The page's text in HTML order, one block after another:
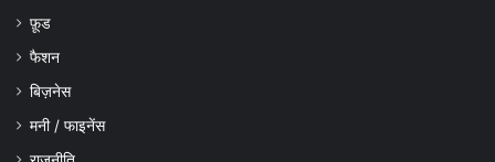
फ़ूड
फैशन
बिज़नेस
मनी / फाइनेंस